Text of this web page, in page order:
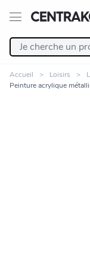
Cuisine
Salle de
Accueil Loisirs
Peinture acrylique